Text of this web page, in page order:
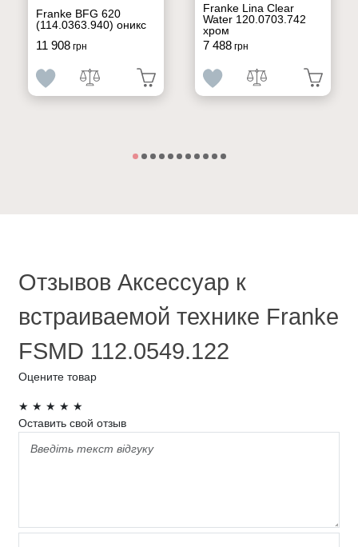
Franke BFG 620
(114.0363.940) оникс
11 908грн
Franke Lina Clear
Water 120.0703.742
хром
7 488грн
Отзывов Аксессуар к
встраиваемой технике Franke
FSMD 112.0549.122
Оцените товар
★ ★ ★ ★ ★
Оставить свой отзыв